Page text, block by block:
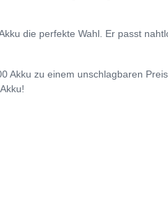
die perfekte Wahl. Er passt
Akku zu einem unschlagbaren